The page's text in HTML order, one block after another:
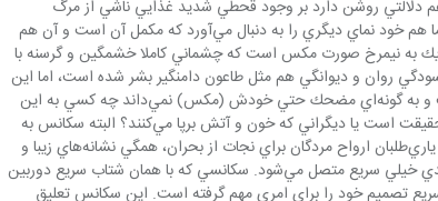
دلالتي روشن دارد بر وجود قحطي شديد غذايي ناشي از مرگ
دامداري و سرزمين‌هاي زراعي. البته اين نما هم خود نماي ديگري را به دنبال مي‌آورد كه مكمل آن است و آن هم
مكس از حالتي زاويه‌دار نزديك به نيمرخ صورت مكس است كه چشماني كاملا خشمگين و گرسنه با
روان و ديوانگي هم مثل طاعون دامنگير بشر شده است، اما اين
ديوانگي به پديده‌اي مبهم تبديل شده است و به گونه‌اي مضحك حتي خودش (مكس) نمي‌داند چه كسي به اين
ديوانگي مبتلا است؛ او كه مدافع هدف و حقيقت است يا ديگراني كه خون و آتش برپا مي‌كنند؟ البته سكانس به
زبان آوردن اين كلمات و خوردن مارمولك و ياري‌طلبان ارواح مردگان براي نجات از بحران، همگي نشانه‌هاي زيبا و
معناداري هستند كه بلافاصله با سكانس بعدي خيلي سريع متصل مي‌شود. سكانسي كه با همان شتاب سريع دوربين
مكس خيلي سريع تصميم خود را براي امري مهم گرفته است. اين سكانس تعليق